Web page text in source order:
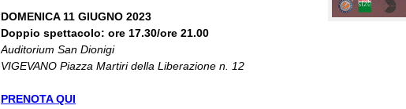
DOMENICA 11 GIUGNO 2023
Doppio spettacolo: ore 17.30/ore 21.00
Auditorium San Dionigi
VIGEVANO Piazza Martiri della Liberazione n. 12
PRENOTA QUI